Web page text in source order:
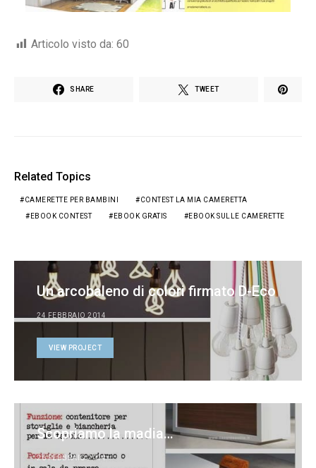
Articolo visto da: 60
SHARE TWEET
Related Topics
CAMERETTE PER BAMBINI CONTEST LA MIA CAMERETTA
EBOOK CONTEST EBOOK GRATIS EBOOK SULLE CAMERETTE
Un arcobaleno di colori firmato D-Eco
24 FEBBRAIO 2014
VIEW PROJECT
Scopriamo la madia…
26 FEBBRAIO 2014